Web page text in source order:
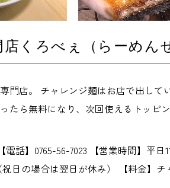
くろべぇ（らーめん
門店。 チャレンジ麺はお店で出して
たら無料になり、次回使えるトッピ
電話】0765-56-7023 【営業時間】平日
日の場合は翌日が休み） 【料金】